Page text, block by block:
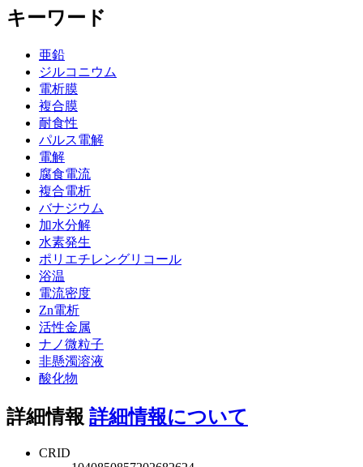
キーワード
亜鉛
ジルコニウム
電析膜
複合膜
耐食性
パルス電解
電解
腐食電流
複合電析
バナジウム
加水分解
水素発生
ポリエチレングリコール
浴温
電流密度
Zn電析
活性金属
ナノ微粒子
非懸濁溶液
酸化物
詳細情報 詳細情報について
CRID